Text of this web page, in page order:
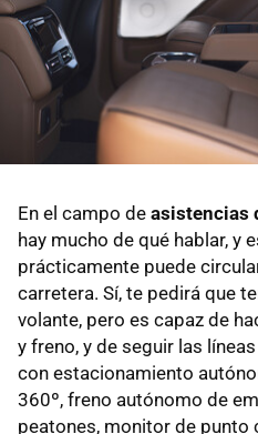
En el campo de asistencias
hay mucho de qué hablar, y
prácticamente puede
carretera. Sí, te pedirá que
volante, pero es capaz de
y freno, y de seguir las
con estacionamiento
360º, freno autónomo de
peatones, monitor de punto